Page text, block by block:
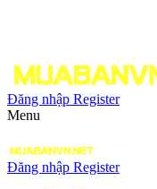
Đăng nhập Register
Menu
Đăng nhập Register